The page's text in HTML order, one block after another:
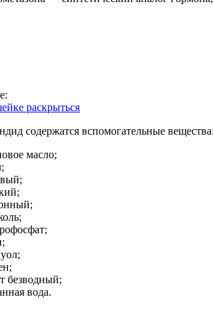
раскрыться
содержатся вспомогательные
масло;
безводный;
вода.